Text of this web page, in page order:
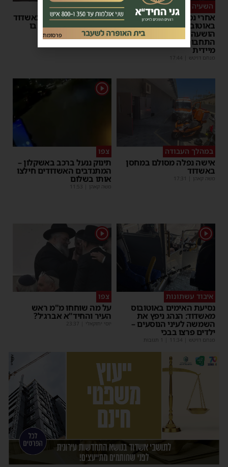
השעיה מיידית
אחרי נסיעת האימים
באוטובוס מאשדוד: הנהג
הושעה מתפקידו – משרד
התחבורה הורה על בדיקה
מיידית
מנחם דויטש 17:44
ליבו שב לפעום
אדם התמוטט בביתו באשדוד
– כוחות ההצלה ביצעו בו
פעולות החייאה
מנחם דויטש |
17:35
במהלך העבודה
אישה נפלה מסולם במחסן
באשדוד
משה קאהן 17:31
1
צפו
תינוק ננעל ברכב באשקלון –
המתנדבים האשדודים חילצו
אותו בשלום
משה קאהן 11:53
1
איבוד עשתונות
נסיעת האימים באוטובוס
מאשדוד: הנהג ניפץ את
השמשה לעיני הנוסעים –
ילדים פרצו בבכי
מנחם דויטש 11:34
1
צפו
על מה שוחחו מ"מ ראש
העיר והחיד"א אברג׳ל?
יוסי יחזקאלי 23:37
פרסומת